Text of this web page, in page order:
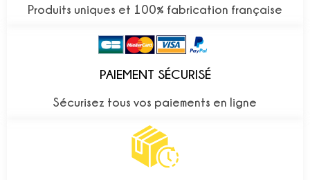
Produits uniques et 100% fabrication française
PAIEMENT SÉCURISÉ
Sécurisez tous vos paiements en ligne